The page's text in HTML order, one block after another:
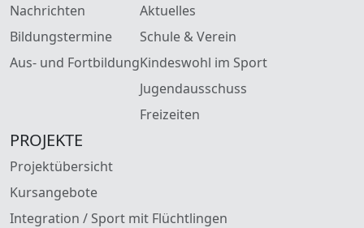
Nachrichten
Bildungstermine
Aus- und Fortbildung
Aktuelles
Schule & Verein
Kindeswohl im Sport
Jugendausschuss
Freizeiten
PROJEKTE
Projektübersicht
Kursangebote
Integration / Sport mit Flüchtlingen